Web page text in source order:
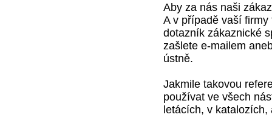
Aby za nás naši
A v případě vaší
dotazník zákaznické
zašlete e-mailem
ústně.
Jakmile takovou
používat ve všech
letácích, v katalozích,